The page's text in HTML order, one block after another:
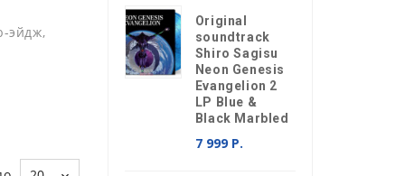
эйдж,
Original
soundtrack
Shiro Sagisu
Neon Genesis
Evangelion 2
LP Blue &
Black Marbled
7 999 Р.